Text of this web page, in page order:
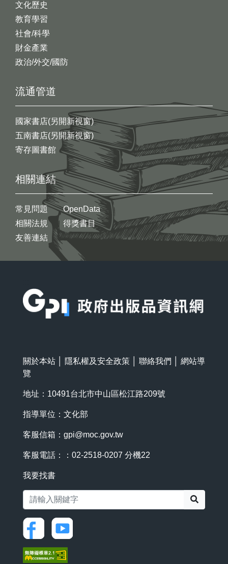
文化歷史
教育學習
社會/科學
財金產業
政治/外交/國防
流通管道
國家書店(另開新視窗)
五南書店(另開新視窗)
寄存圖書館
相關連結
常見問題
相關法規
友善連結
OpenData
得獎書目
關於本站 隱私權及安全政策 聯絡我們
網站導
覽
地址：10491台北市中山區松江路209號
指導單位：文化部
客服信箱： gpi@moc.gov.tw
客服電話：：02-2518-0207 分機22
我要找書